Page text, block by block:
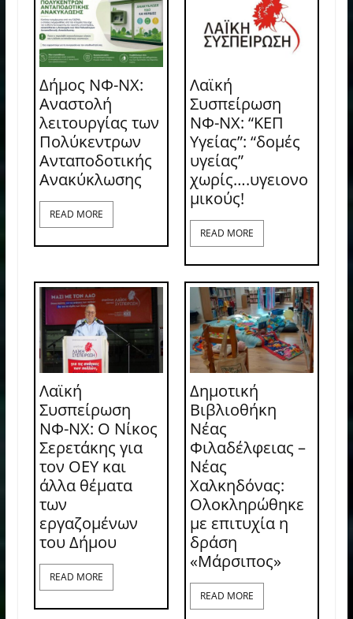
Δήμος ΝΦ-ΝΧ:
Αναστολή
λειτουργίας των
Πολύκεντρων
Ανταποδοτικής
Ανακύκλωσης
READ MORE
Λαϊκή
Συσπείρωση
ΝΦ-ΝΧ: “ΚΕΠ
Υγείας”: “δομές
υγείας”
χωρίς….υγειονο
μικούς!
READ MORE
Λαϊκή
Συσπείρωση
ΝΦ-ΝΧ: O Νίκος
Σερετάκης για
τον ΟΕΥ και
άλλα θέματα
των
εργαζομένων
του Δήμου
READ MORE
Δημοτική
Βιβλιοθήκη
Νέας
Φιλαδέλφειας –
Νέας
Χαλκηδόνας:
Ολοκληρώθηκε
με επιτυχία η
δράση
«Μάρσιπος»
READ MORE